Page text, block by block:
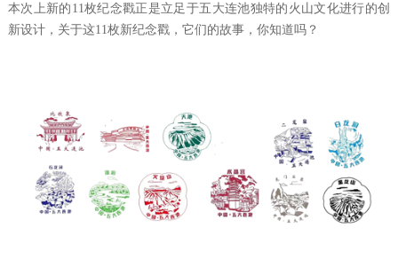
本次上新的 11 枚纪念戳正是立足于五大连池独特的火山文化进行的创
新设计，关于这11 枚新纪念戳，它们的故事，你知道吗？